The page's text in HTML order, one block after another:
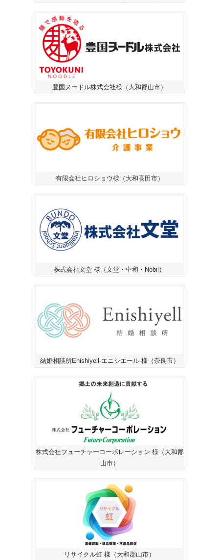
豊国ヌードル株式会社様（大和郡山市）
有限会社ヒロショウ様（大和高田市）
株式会社文堂 様（文堂・中和・Nobil）
結婚相談所Enishiyell-エニシエール-様（奈良市）
株式会社フューチャーコーポレーション 様（大和郡
山市）
リサイクル虹 様（大和郡山市）